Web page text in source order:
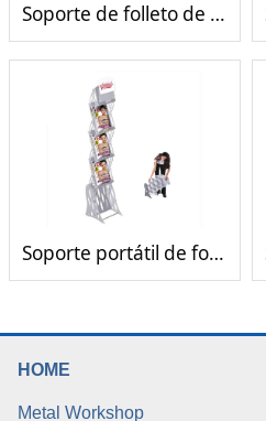
Soporte de folleto de aterrizaje
Soporte portátil de folleto plegable
HOME
Metal Workshop